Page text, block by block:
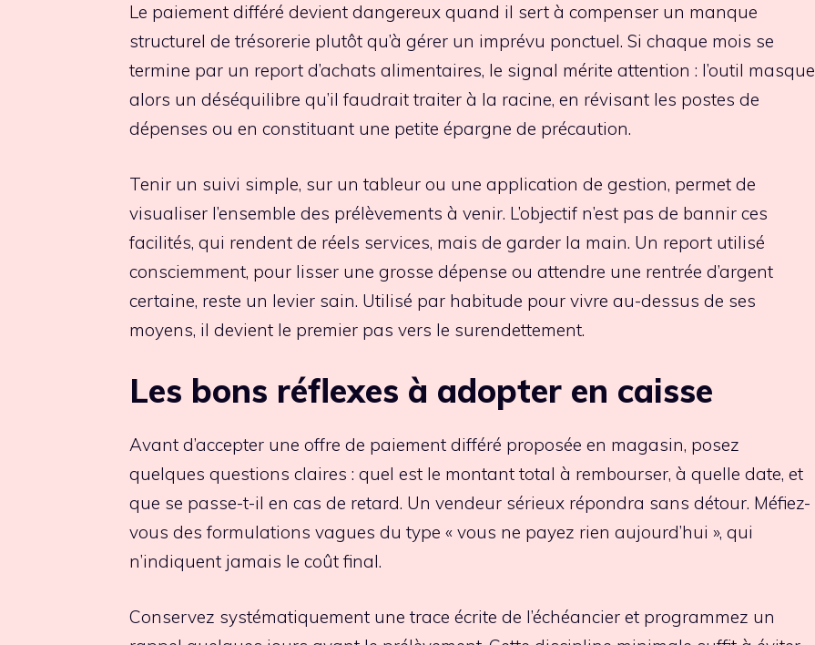
Le paiement différé devient dangereux quand il sert à compenser un manque
structurel de trésorerie plutôt qu’à gérer un imprévu ponctuel. Si chaque mois se
termine par un report d’achats alimentaires, le signal mérite attention : l’outil masque
alors un déséquilibre qu’il faudrait traiter à la racine, en révisant les postes de
dépenses ou en constituant une petite épargne de précaution.
Tenir un suivi simple, sur un tableur ou une application de gestion, permet de
visualiser l’ensemble des prélèvements à venir. L’objectif n’est pas de bannir ces
facilités, qui rendent de réels services, mais de garder la main. Un report utilisé
consciemment, pour lisser une grosse dépense ou attendre une rentrée d’argent
certaine, reste un levier sain. Utilisé par habitude pour vivre au-dessus de ses
moyens, il devient le premier pas vers le surendettement.
Les bons réflexes à adopter en caisse
Avant d’accepter une offre de paiement différé proposée en magasin, posez
quelques questions claires : quel est le montant total à rembourser, à quelle date, et
que se passe-t-il en cas de retard. Un vendeur sérieux répondra sans détour. Méfiez-
vous des formulations vagues du type « vous ne payez rien aujourd’hui », qui
n’indiquent jamais le coût final.
Conservez systématiquement une trace écrite de l’échéancier et programmez un